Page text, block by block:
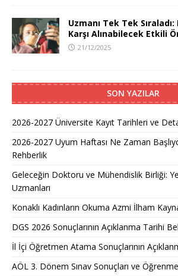
Uzmanı Tek Tek
Karşı Alınabilecek Etkili
21/12/2025
SON YAZILAR
2026-2027 Üniversite Kayıt Tarihleri ve
2026-2027 Uyum Haftası Ne Zaman
Rehberlik
Geleceğin Doktoru ve Mühendislik Birliği:
Uzmanları
Konaklı Kadınların Okuma Azmi İlham
DGS 2026 Sonuçlarının Açıklanma Tarihi
İl İçi Öğretmen Atama Sonuçlarının
AÖL 3. Dönem Sınav Sonuçları ve